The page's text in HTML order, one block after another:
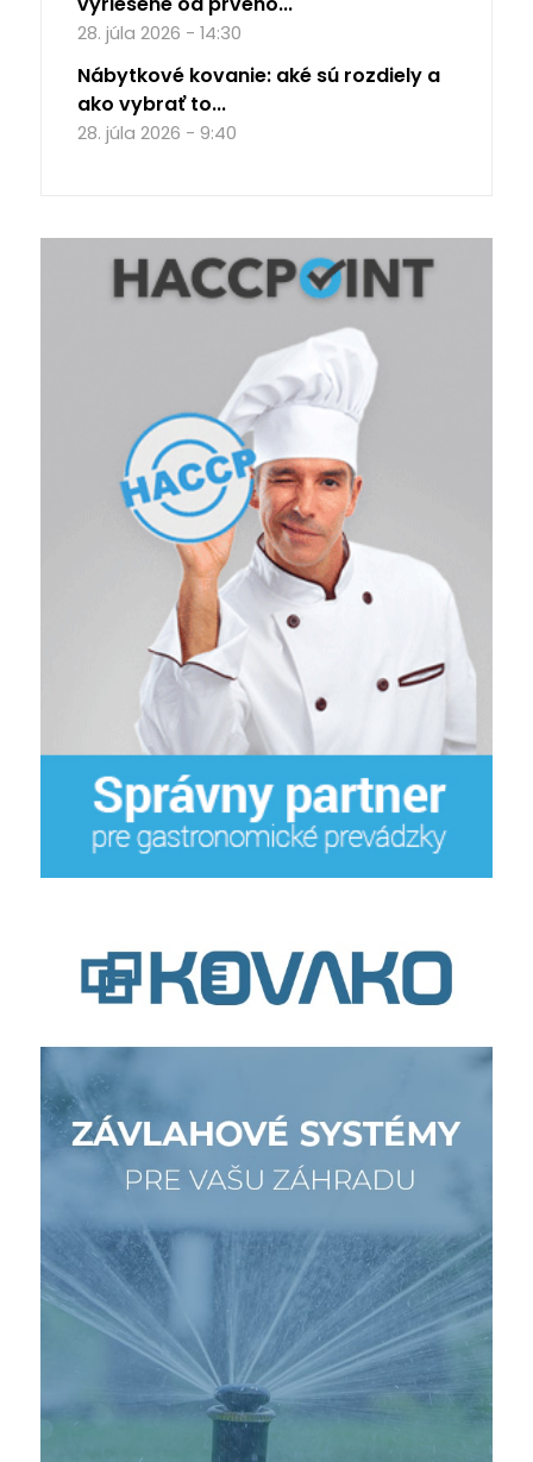
28. júla 2026 - 14:30
Nábytkové kovanie: aké sú rozdiely a
ako vybrať to...
28. júla 2026 - 9:40